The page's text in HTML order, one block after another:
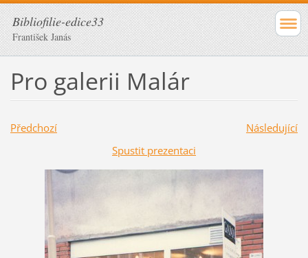
Bibliofilie-edice33
František Janás
Pro galerii Malár
Předchozí
Následující
Spustit prezentaci